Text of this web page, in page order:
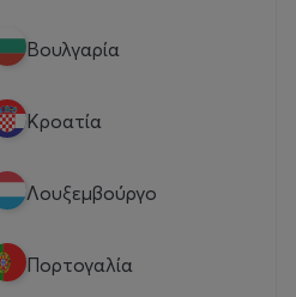
Βουλγαρία
Κροατία
Λουξεμβούργο
Πορτογαλία